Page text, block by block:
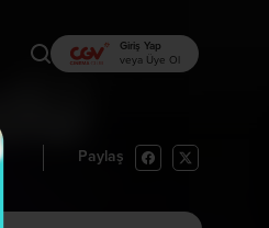
Giriş Yap
veya Üye Ol
Paylaş